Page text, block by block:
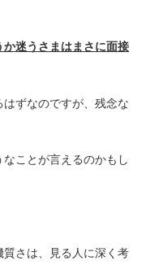
迷うさまはまさに面接
ずなのですが、残念な
ことが言えるのかもし
さは、見る人に深く考